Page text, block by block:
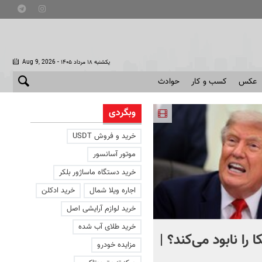
Aug 9, 2026 - یکشنبه ۱۸ مرداد ۱۴۰۵
عکس کسب و کار حوادث
را نابود می‌کند؟ |
تصویری دردناک از دلفینی
وبگردی
خرید و فروش USDT
موتور آسانسور
خرید دستگاه ماساژور بلکر
اجاره ویلا شمال
خرید ادکلن
خرید لوازم آرایشی اصل
خرید طلای آب شده
مزایده خودرو